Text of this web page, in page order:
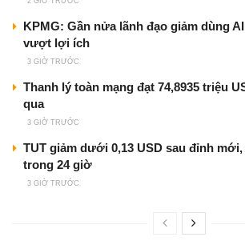
KPMG: Gần nửa lãnh đạo giảm dùng
vượt lợi ích
3 GIỜ TRƯỚC
Thanh lý toàn mạng đạt 74,8935 triệu
qua
3 GIỜ TRƯỚC
TUT giảm dưới 0,13 USD sau đỉnh mới,
trong 24 giờ
3 GIỜ TRƯỚC